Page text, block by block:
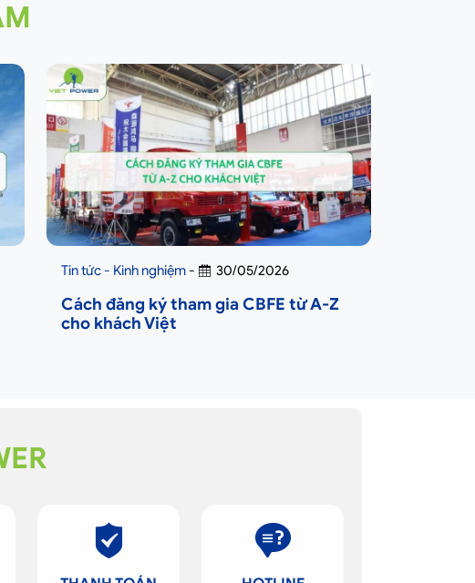
Tin tức - Kinh nghiệm - 30/05/2026
Cách đăng ký tham gia CBFE từ A-Z
cho khách Việt